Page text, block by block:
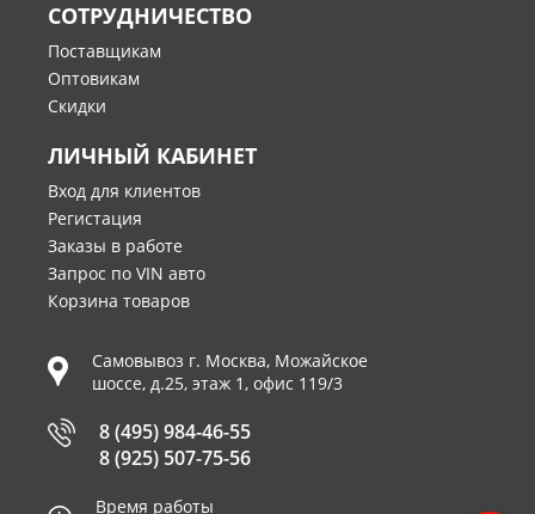
СОТРУДНИЧЕСТВО
Поставщикам
Оптовикам
Скидки
ЛИЧНЫЙ КАБИНЕТ
Вход для клиентов
Регистация
Заказы в работе
Запрос по VIN авто
Корзина товаров
Самовывоз г. Москва, Можайское
шоссе, д.25, этаж 1, офис 119/3
8 (495) 984-46-55
8 (925) 507-75-56
Время работы